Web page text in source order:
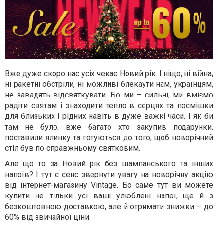
Вже дуже скоро нас усіх чекає Новий рік. І ніщо, ні війна,
ні ракетні обстріли, ні можливі блекаути нам, українцям,
не завадять відсвяткувати. Бо ми – сильні, ми вміємо
радіти святам і знаходити тепло в серцях та посмішки
для близьких і рідних навіть в дуже важкі часи. І як би
там не було, вже багато хто закупив подарунки,
поставили ялинку та готуються до того, щоб новорічний
стіл був по справжньому святковим.
Але що то за Новий рік без шампанського та інших
напоїв? І тут є сенс звернути увагу на новорічну акцію
від інтернет-магазину Vintage. Бо саме тут ви можете
купити не тільки усі ваші улюблені напої, ще й з
безкоштовною доставкою, але й отримати знижки – до
60% від звичайної ціни.